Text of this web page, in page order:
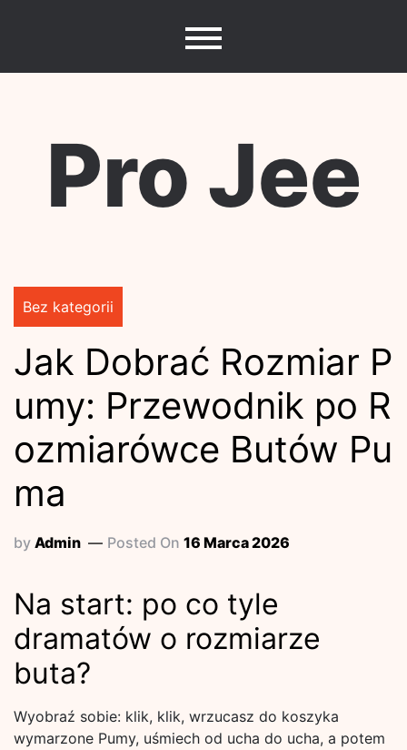
Pro Jee
Bez kategorii
Jak Dobrać Rozmiar P
umy: Przewodnik po R
ozmiarówce Butów Pu
ma
by Admin Posted On 16 Marca 2026
Na start: po co tyle
dramatów o rozmiarze
buta?
Wyobraź sobie: klik, klik, wrzucasz do koszyka
wymarzone Pumy, uśmiech od ucha do ucha, a potem